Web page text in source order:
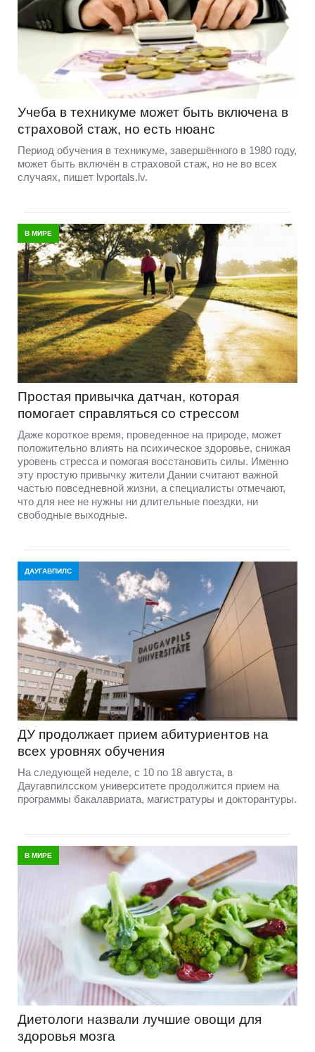
Учеба в техникуме может быть включена в
страховой стаж, но есть нюанс
Период обучения в техникуме, завершённого в 1980 году,
может быть включён в страховой стаж, но не во всех
случаях, пишет lvportals.lv.
В МИРЕ
Простая привычка датчан, которая
помогает справляться со стрессом
Даже короткое время, проведенное на природе, может
положительно влиять на психическое здоровье, снижая
уровень стресса и помогая восстановить силы. Именно
эту простую привычку жители Дании считают важной
частью повседневной жизни, а специалисты отмечают,
что для нее не нужны ни длительные поездки, ни
свободные выходные.
ДАУГАВПИЛС
ДУ продолжает прием абитуриентов на
всех уровнях обучения
На следующей неделе, с 10 по 18 августа, в
Даугавпилсском университете продолжится прием на
программы бакалавриата, магистратуры и докторантуры.
В МИРЕ
Диетологи назвали лучшие овощи для
здоровья мозга